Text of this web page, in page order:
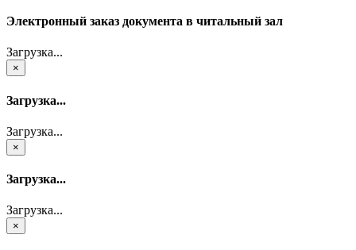
Электронный заказ документа в читальный зал
Загрузка...
×
Загрузка...
Загрузка...
×
Загрузка...
Загрузка...
×